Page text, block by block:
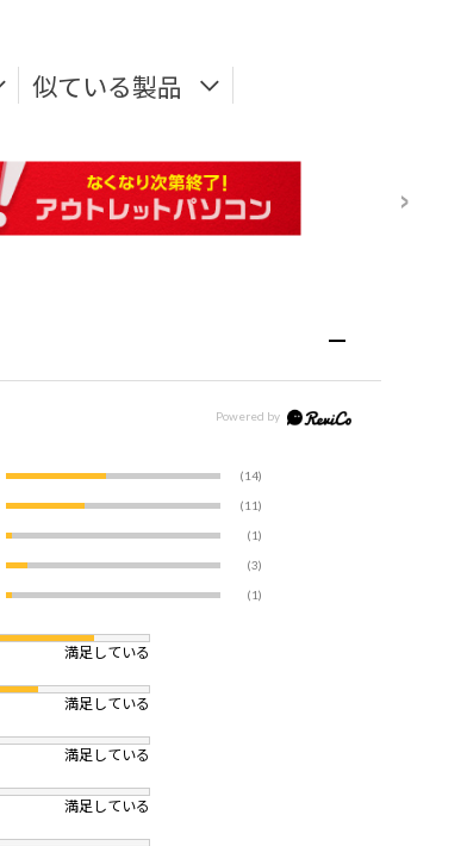
似ている製品
(14)
(11)
(1)
(3)
(1)
満足している
満足している
満足している
満足している